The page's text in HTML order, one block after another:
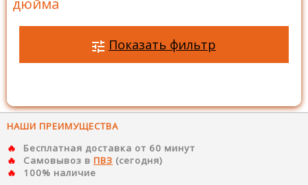
дюйма
Показать фильтр
НАШИ ПРЕИМУЩЕСТВА
Бесплатная доставка от 60 минут
Самовывоз в ПВЗ (сегодня)
100% наличие